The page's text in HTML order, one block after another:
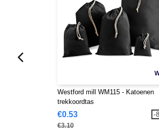
Westford mill WM115 - Katoenen
trekkoordtas
€0.53
€3.10
-